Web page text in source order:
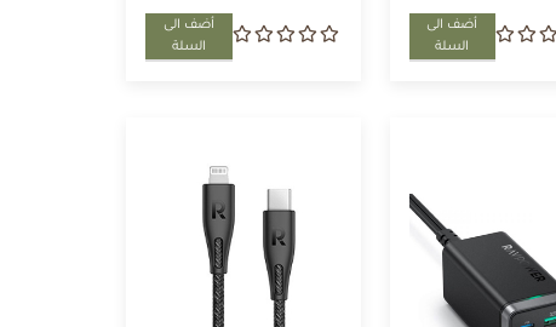
أضف الى
السلة
أضف الى
السلة